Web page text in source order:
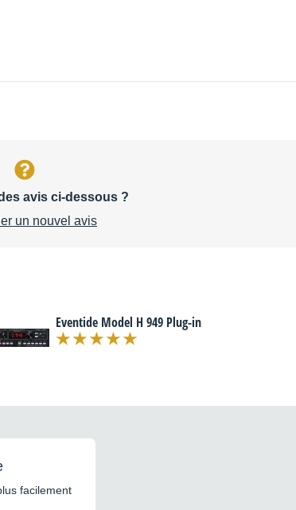
avis ci-dessous ?
un nouvel avis
Eventide Model H 949 Plug-in
facilement